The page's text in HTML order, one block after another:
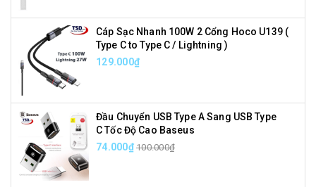
Cáp Sạc Nhanh 100W 2 Cổng Hoco U139 (
Type C to Type C / Lightning )
129.000₫
Đầu Chuyển USB Type A Sang USB Type
C Tốc Độ Cao Baseus
74.000₫ 100.000₫